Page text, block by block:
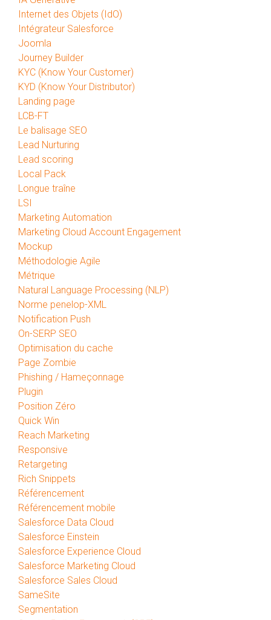
Internet des Objets (IdO)
Intégrateur Salesforce
Joomla
Journey Builder
KYC (Know Your Customer)
KYD (Know Your Distributor)
Landing page
LCB-FT
Le balisage SEO
Lead Nurturing
Lead scoring
Local Pack
Longue traîne
LSI
Marketing Automation
Marketing Cloud Account Engagement
Mockup
Méthodologie Agile
Métrique
Natural Language Processing (NLP)
Norme penelop-XML
Notification Push
On-SERP SEO
Optimisation du cache
Page Zombie
Phishing / Hameçonnage
Plugin
Position Zéro
Quick Win
Reach Marketing
Responsive
Retargeting
Rich Snippets
Référencement
Référencement mobile
Salesforce Data Cloud
Salesforce Einstein
Salesforce Experience Cloud
Salesforce Marketing Cloud
Salesforce Sales Cloud
SameSite
Segmentation